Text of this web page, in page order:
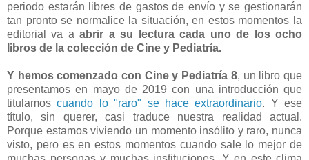
periodo estarán libres de gastos de envío y se gestionarán
tan pronto se normalice la situación, en estos momentos la
editorial va aabrir a su lectura cada uno de los ocho
libros de la colección de Cine y Pediatría.
Y hemos comenzado con Cine y Pediatría 8, un libro que
presentamos en mayo de 2019 con una introducción que
titulamoscuando lo "raro" se hace extraordinario. Y ese
título, sin querer, casi traduce nuestra realidad actual.
Porque estamos viviendo un momento insólito y raro, nunca
visto, pero es en estos momentos cuando sale lo mejor de